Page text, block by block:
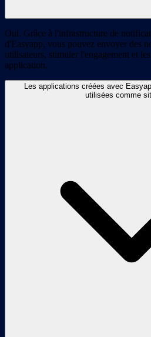
Oui. Grâce à l'infrastructure de
d'Easyapp, vous pouvez envoyer des
utilisateurs, stimuler l'engagement et
application.
Les applications créées avec
utilisées comme